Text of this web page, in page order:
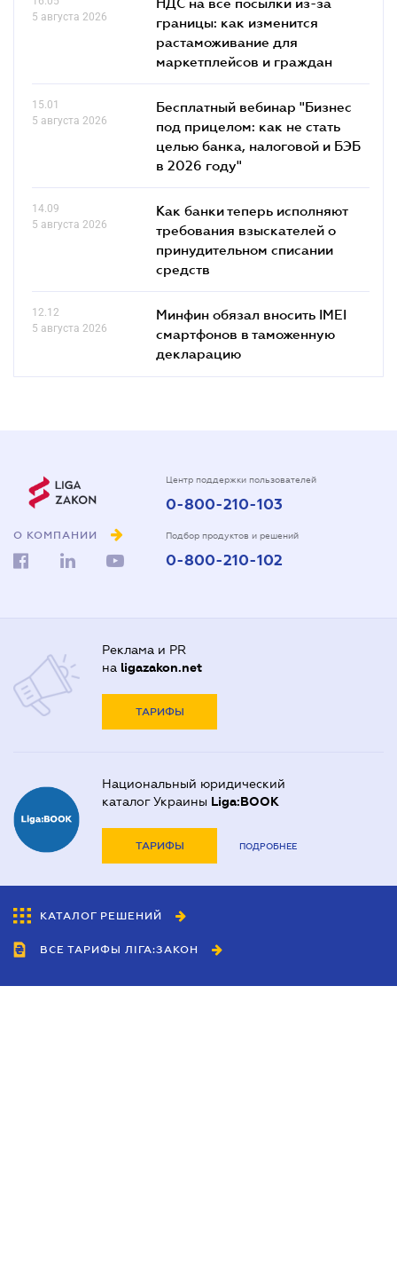
5 августа 2026
границы: как изменится
растаможивание для
маркетплейсов и граждан
15.01
5 августа 2026
Бесплатный вебинар "Бизнес
под прицелом: как не стать
целью банка, налоговой и БЭБ
в 2026 году"
14.09
5 августа 2026
Как банки теперь исполняют
требования взыскателей о
принудительном списании
средств
12.12
5 августа 2026
Минфин обязал вносить IMEI
смартфонов в таможенную
декларацию
О КОМПАНИИ
Центр поддержки пользователей
0-800-210-103
Подбор продуктов и решений
0-800-210-102
Реклама и PR
на ligazakon.net
ТАРИФЫ
Национальный юридический
каталог Украины Liga:BOOK
ТАРИФЫ ПОДРОБНЕЕ
КАТАЛОГ РЕШЕНИЙ
ВСЕ ТАРИФЫ ЛІГА:ЗАКОН